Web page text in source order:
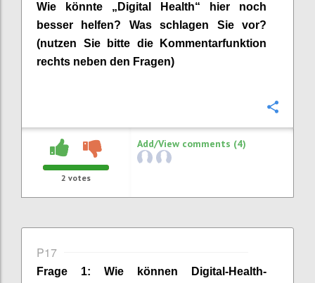
Wie könnte „Digital Health“ hier noch
besser helfen? Was schlagen Sie vor?
(nutzen Sie bitte die Kommentarfunktion
rechts neben den Fragen)
2 votes
Add/View comments (4)
P17
Frage 1: Wie können Digital-Health-